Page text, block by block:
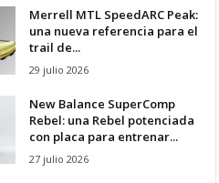
Merrell MTL SpeedARC Peak:
una nueva referencia para el
trail de...
29 julio 2026
New Balance SuperComp
Rebel: una Rebel potenciada
con placa para entrenar...
27 julio 2026